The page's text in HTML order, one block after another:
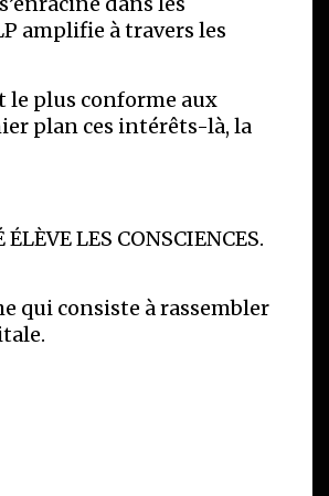
amplifie à travers les
le plus conforme aux
plan ces intérêts-là, la
LES CONSCIENCES.
qui consiste à rassembler